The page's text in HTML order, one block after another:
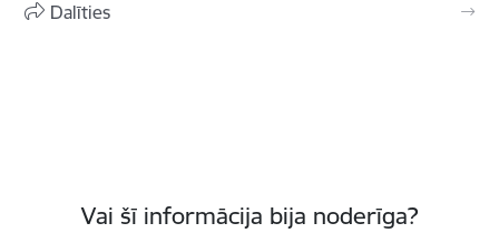
Dalīties
Vai šī informācija bija noderīga?